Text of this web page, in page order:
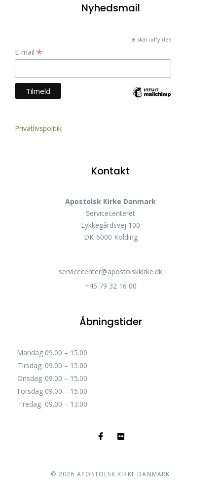
Nyhedsmail
*skal udfyldes
E-mail *
Privatlivspolitik
Kontakt
Apostolsk Kirke Danmark
Servicecenteret
Lykkegårdsvej 100
DK-6000 Kolding
servicecenter@apostolskkirke.dk
+45 79 32 16 00
Åbningstider
Mandag 09.00 – 15.00
Tirsdag 09.00 – 15.00
Onsdag 09.00 – 15.00
Torsdag 09.00 – 15.00
Fredag 09.00 – 13.00
© 2026 APOSTOLSK KIRKE DANMARK